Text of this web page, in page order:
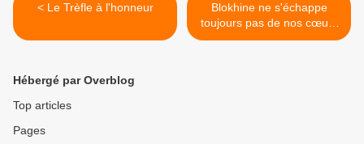
< Le Trèfle à l'honneur
Blokhine ne s'échappe
toujours pas de nos cœurs
>
Hébergé par Overblog
Top articles
Pages